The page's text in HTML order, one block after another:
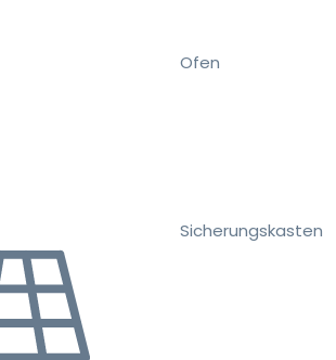
Ofen
Sicherungskasten